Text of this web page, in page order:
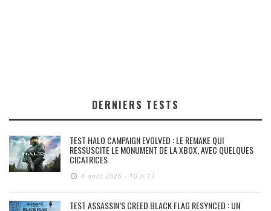
DERNIERS TESTS
TEST HALO CAMPAIGN EVOLVED : LE REMAKE QUI
RESSUSCITE LE MONUMENT DE LA XBOX, AVEC QUELQUES
CICATRICES
4 août 2026 - 10 h 17
TEST ASSASSIN’S CREED BLACK FLAG RESYNCED : UN